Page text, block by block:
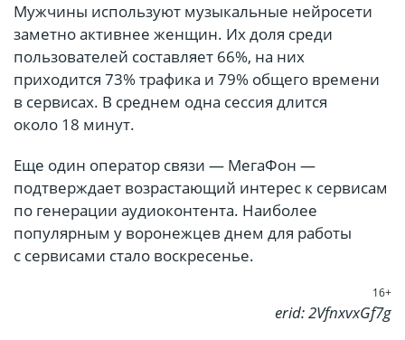
Мужчины используют музыкальные нейросети
заметно активнее женщин. Их доля среди
пользователей составляет 66%, на них
приходится 73% трафика и 79% общего времени
в сервисах. В среднем одна сессия длится
около 18 минут.
Еще один оператор связи — МегаФон —
подтверждает возрастающий интерес к сервисам
по генерации аудиоконтента. Наиболее
популярным у воронежцев днем для работы
с сервисами стало воскресенье.
16+
erid: 2VfnxvxGf7g